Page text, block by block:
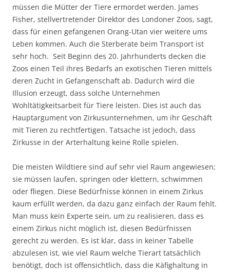
müssen die Mütter der Tiere ermordet werden. James
Fisher, stellvertretender Direktor des Londoner Zoos, sagt,
dass für einen gefangenen Orang-Utan vier weitere ums
Leben kommen. Auch die Sterberate beim Transport ist
sehr hoch. Seit Beginn des 20. Jahrhunderts decken die
Zoos einen Teil ihres Bedarfs an exotischen Tieren mittels
deren Zucht in Gefangenschaft ab. Dadurch wird die
Illusion erzeugt, dass solche Unternehmen
Wohltätigkeitsarbeit für Tiere leisten. Dies ist auch das
Hauptargument von Zirkusunternehmen, um ihr Geschäft
mit Tieren zu rechtfertigen. Tatsache ist jedoch, dass
Zirkusse in der Arterhaltung keine Rolle spielen.
Die meisten Wildtiere sind auf sehr viel Raum angewiesen;
sie müssen laufen, springen oder klettern, schwimmen
oder fliegen. Diese Bedürfnisse können in einem Zirkus
kaum erfüllt werden, da dazu ganz einfach der Raum fehlt.
Man muss kein Experte sein, um zu realisieren, dass es
einem Zirkus nicht möglich ist, diesen Bedürfnissen
gerecht zu werden. Es ist klar, dass in keiner Tabelle
abzulesen ist, wie viel Raum welche Tierart tatsächlich
benötigt, doch ist offensichtlich, dass die Käfighaltung in